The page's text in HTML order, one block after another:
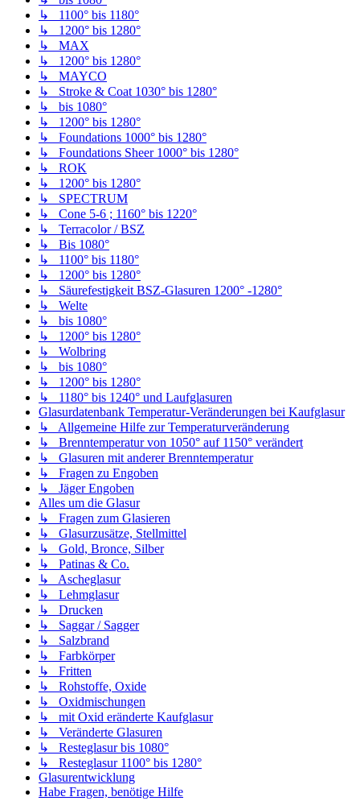
↳ 1100° bis 1180°
↳ 1200° bis 1280°
↳ MAX
↳ 1200° bis 1280°
↳ MAYCO
↳ Stroke & Coat 1030° bis 1280°
↳ bis 1080°
↳ 1200° bis 1280°
↳ Foundations 1000° bis 1280°
↳ Foundations Sheer 1000° bis 1280°
↳ ROK
↳ 1200° bis 1280°
↳ SPECTRUM
↳ Cone 5-6 ; 1160° bis 1220°
↳ Terracolor / BSZ
↳ Bis 1080°
↳ 1100° bis 1180°
↳ 1200° bis 1280°
↳ Säurefestigkeit BSZ-Glasuren 1200° -1280°
↳ Welte
↳ bis 1080°
↳ 1200° bis 1280°
↳ Wolbring
↳ bis 1080°
↳ 1200° bis 1280°
↳ 1180° bis 1240° und Laufglasuren
Glasurdatenbank Temperatur-Veränderungen bei Kaufglasur
↳ Allgemeine Hilfe zur Temperaturveränderung
↳ Brenntemperatur von 1050° auf 1150° verändert
↳ Glasuren mit anderer Brenntemperatur
↳ Fragen zu Engoben
↳ Jäger Engoben
Alles um die Glasur
↳ Fragen zum Glasieren
↳ Glasurzusätze, Stellmittel
↳ Gold, Bronce, Silber
↳ Patinas & Co.
↳ Ascheglasur
↳ Lehmglasur
↳ Drucken
↳ Saggar / Sagger
↳ Salzbrand
↳ Farbkörper
↳ Fritten
↳ Rohstoffe, Oxide
↳ Oxidmischungen
↳ mit Oxid eränderte Kaufglasur
↳ Veränderte Glasuren
↳ Resteglasur bis 1080°
↳ Resteglasur 1100° bis 1280°
Glasurentwicklung
Habe Fragen, benötige Hilfe